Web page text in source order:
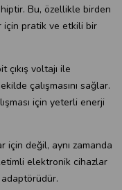
Bu, özellikle birden
pratik ve etkili bir
çıkış voltajı ile
çalışmasını sağlar.
için yeterli enerji
için değil, aynı zamanda
elektronik cihazlar